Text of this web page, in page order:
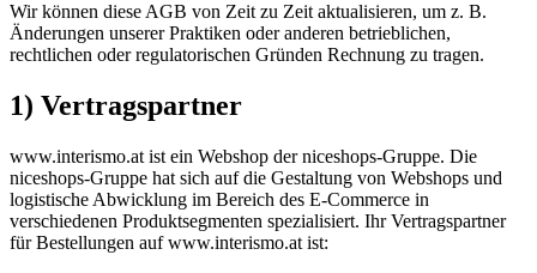
Wir können diese AGB von Zeit zu Zeit aktualisieren, um z. B.
Änderungen unserer Praktiken oder anderen betrieblichen,
rechtlichen oder regulatorischen Gründen Rechnung zu tragen.
1) Vertragspartner
www.interismo.at ist ein Webshop der niceshops-Gruppe. Die
niceshops-Gruppe hat sich auf die Gestaltung von Webshops und
logistische Abwicklung im Bereich des E-Commerce in
verschiedenen Produktsegmenten spezialisiert. Ihr Vertragspartner
für Bestellungen auf www.interismo.at ist: